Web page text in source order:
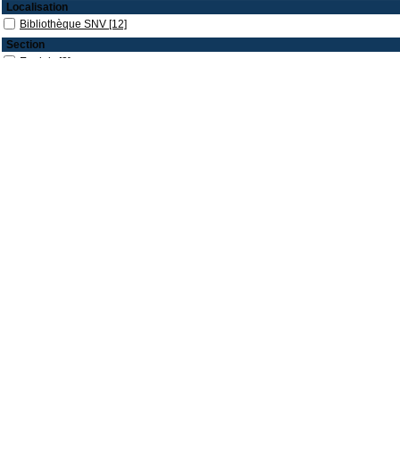
Localisation
Bibliothèque SNV [12]
Section
Englais [2]